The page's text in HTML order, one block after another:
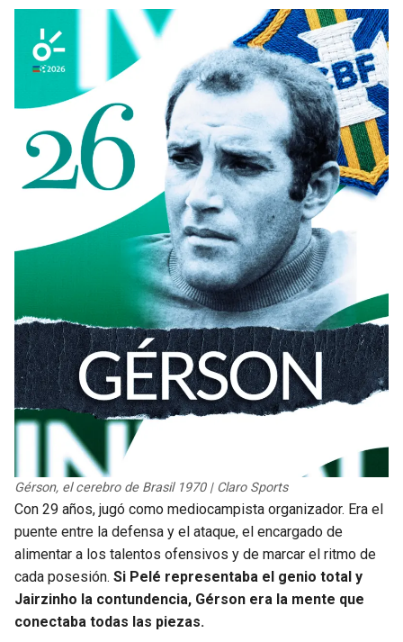
Gérson, el cerebro de Brasil 1970 | Claro Sports
Con 29 años, jugó como mediocampista organizador. Era el
puente entre la defensa y el ataque, el encargado de
alimentar a los talentos ofensivos y de marcar el ritmo de
cada posesión. Si Pelé representaba el genio total y
Jairzinho la contundencia, Gérson era la mente que
conectaba todas las piezas.